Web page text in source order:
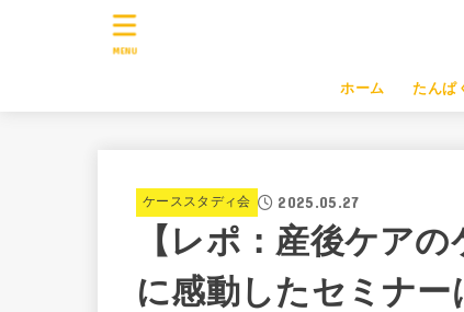
ホーム たんぱ
MENU
ケーススタディ会 2025.05.27
【レポ：産後ケア
に感動したセミナー